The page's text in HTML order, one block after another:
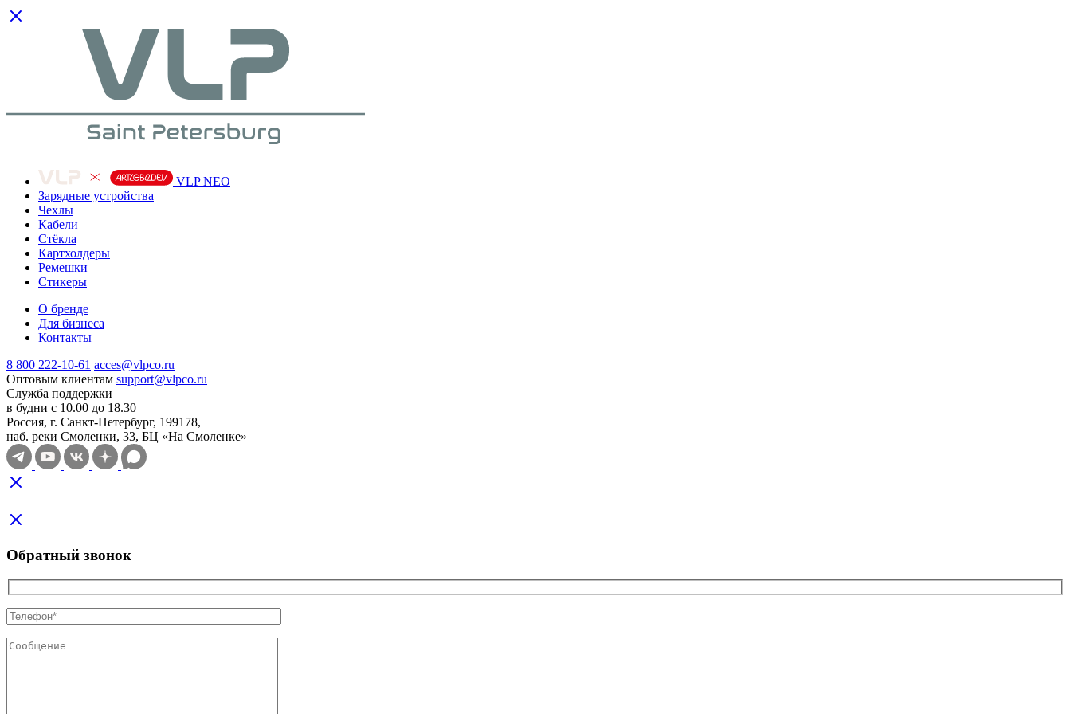
VLP NEO
Зарядные устройства
Чехлы
Кабели
Cтёкла
Картхолдеры
Ремешки
Стикеры
О бренде
Для бизнеса
Контакты
8 800 222-10-61 acces@vlpco.ru
Оптовым клиентам support@vlpco.ru
Служба поддержки
в будни с 10.00 до 18.30
Россия, г. Санкт-Петербург, 199178,
наб. реки Смоленки, 33, БЦ «На Смоленке»
Обратный звонок